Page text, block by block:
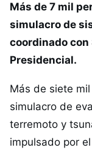
Más de 7 mil
simulacro de
coordinado con
Presidencial.
Más de siete
simulacro de
terremoto y
impulsado por